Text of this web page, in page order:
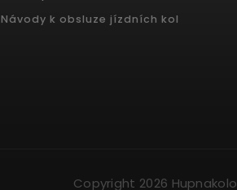
Návody k obsluze jízdních kol
Copyright 2026 Hupnakolo